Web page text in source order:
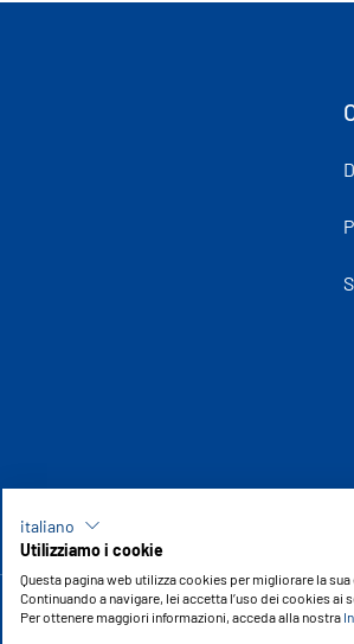
italiano
Utilizziamo i cookie
Questa pagina web utilizza cookies per migliorare la sua
Continuando a navigare, lei accetta l’uso dei cookies ai
Per ottenere maggiori informazioni, acceda alla nostra